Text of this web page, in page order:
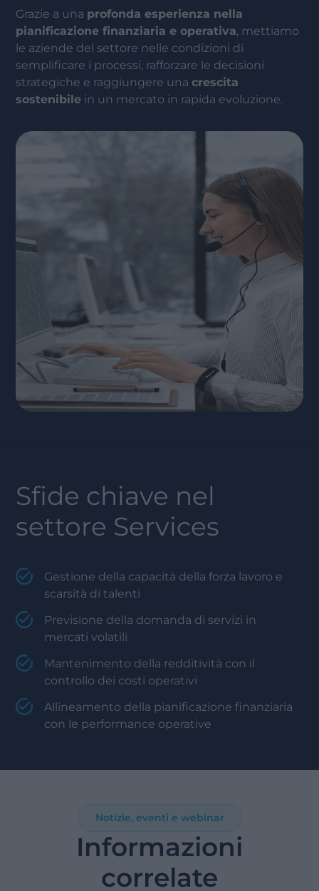
Grazie a una profonda esperienza nella
pianificazione finanziaria e operativa, mettiamo
le aziende del settore nelle condizioni di
semplificare i processi, rafforzare le decisioni
strategiche e raggiungere unacrescita
sostenibile in un mercato in rapida evoluzione.
Sfide chiave nel
settore Services
Gestione della capacità della forza lavoro e
scarsità di talenti
Previsione della domanda di servizi in
mercati volatili
Mantenimento della redditività con il
controllo dei costi operativi
Allineamento della pianificazione finanziaria
con le performance operative
Notizie, eventi e webinar
Informazioni
correlate